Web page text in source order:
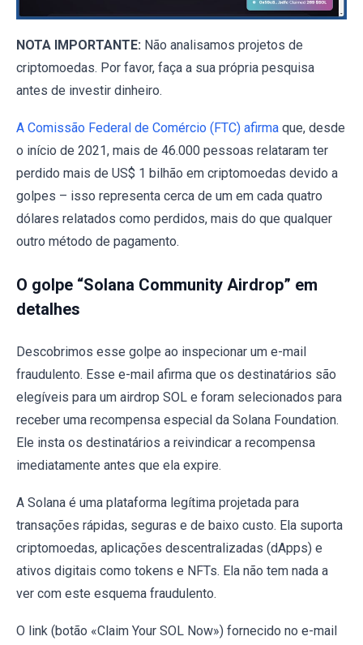
NOTA IMPORTANTE: Não analisamos projetos de
criptomoedas. Por favor, faça a sua própria pesquisa
antes de investir dinheiro.
A Comissão Federal de Comércio (FTC) afirma que, desde
o início de 2021, mais de 46.000 pessoas relataram ter
perdido mais de US$ 1 bilhão em criptomoedas devido a
golpes – isso representa cerca de um em cada quatro
dólares relatados como perdidos, mais do que qualquer
outro método de pagamento.
O golpe “Solana Community Airdrop” em
detalhes
Descobrimos esse golpe ao inspecionar um e-mail
fraudulento. Esse e-mail afirma que os destinatários são
elegíveis para um airdrop SOL e foram selecionados para
receber uma recompensa especial da Solana Foundation.
Ele insta os destinatários a reivindicar a recompensa
imediatamente antes que ela expire.
A Solana é uma plataforma legítima projetada para
transações rápidas, seguras e de baixo custo. Ela suporta
criptomoedas, aplicações descentralizadas (dApps) e
ativos digitais como tokens e NFTs. Ela não tem nada a
ver com este esquema fraudulento.
O link (botão «Claim Your SOL Now») fornecido no e-mail